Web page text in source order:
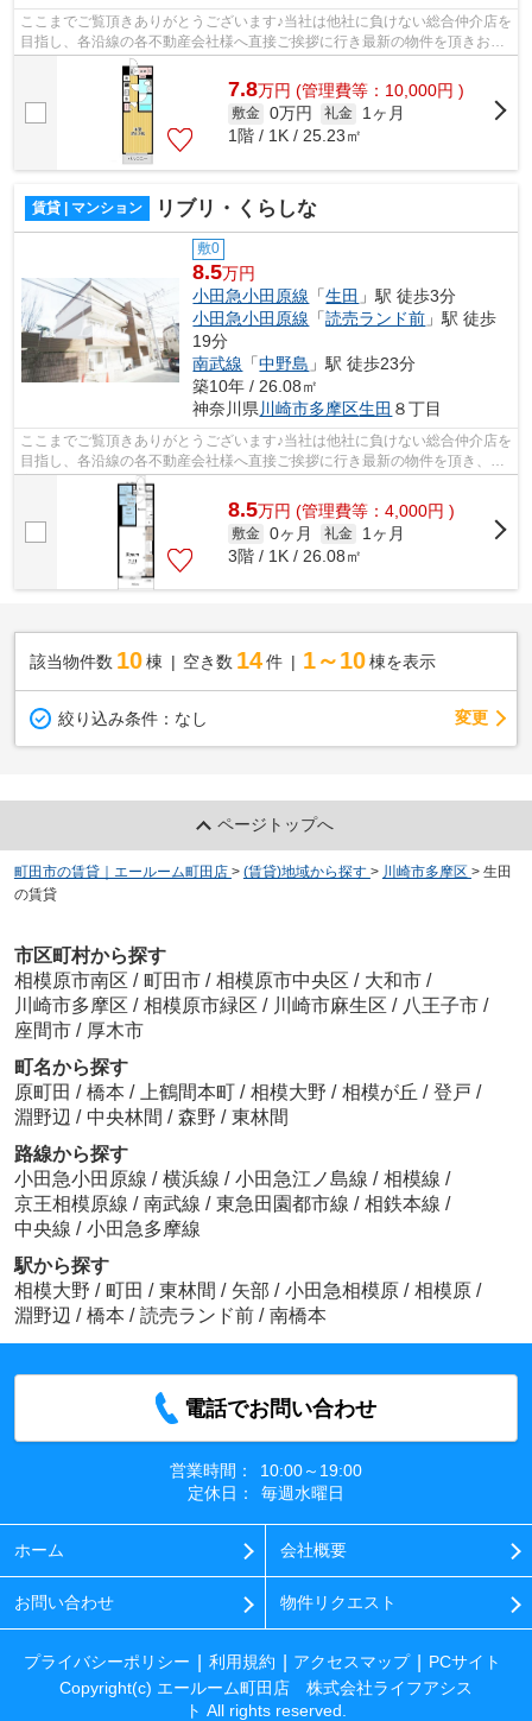
ここまでご覧頂きありがとうございます♪当社は他社に負けない総合仲介店を
目指し、各沿線の各不動産会社様へ直接ご挨拶に行き最新の物件を頂きお客
様へ提供しております！最新の情報は...
7.8万円 (管理費等：10,000円 )
敷金 0万円 礼金
1ヶ月
1階 / 1K / 25.23㎡
賃貸 | マンション リブリ・くらしな
敷0
8.5万円
小田急小田原線 「生田 」駅 徒歩3分
小田急小田原線 「読売ランド前 」駅 徒歩
19分
南武線 「中野島 」駅 徒歩23分
築10年 / 26.08㎡
神奈川県川崎市多摩区生田 ８丁目
ここまでご覧頂きありがとうございます♪当社は他社に負けない総合仲介店を
目指し、各沿線の各不動産会社様へ直接ご挨拶に行き最新の物件を頂き、お
客様へ提供しております！最新の情報...
8.5万円 (管理費等：4,000円 )
敷金 0ヶ月 礼金
1ヶ月
3階 / 1K / 26.08㎡
該当物件数 10棟 空き数 14 件 1～10 棟を表示
絞り込み条件： なし 変更
ページトップへ
町田市の賃貸｜エールーム町田店 > (賃貸)地域から探す > 川崎市多摩区 > 生田
の賃貸
市区町村から探す
相模原市南区 / 町田市 / 相模原市中央区 / 大和市 /
川崎市多摩区 / 相模原市緑区 / 川崎市麻生区 / 八王子市 /
座間市 / 厚木市
町名から探す
原町田 / 橋本 / 上鶴間本町 / 相模大野 / 相模が丘 / 登戸 /
淵野辺 / 中央林間 / 森野 / 東林間
路線から探す
小田急小田原線 / 横浜線 / 小田急江ノ島線 / 相模線 /
京王相模原線 / 南武線 / 東急田園都市線 / 相鉄本線 /
中央線 / 小田急多摩線
駅から探す
相模大野 / 町田 / 東林間 / 矢部 / 小田急相模原 / 相模原 /
淵野辺 / 橋本 / 読売ランド前 / 南橋本
電話でお問い合わせ
営業時間：
10:00～19:00
定休日：
毎週水曜日
ホーム 会社概要
お問い合わせ 物件リクエスト
プライバシーポリシー 利用規約 アクセスマップ
PCサイト
Copyright(c) エールーム町田店 株式会社ライフアシス
ト All rights reserved.